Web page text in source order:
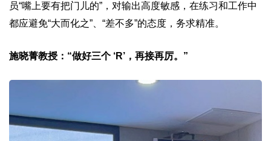
员“嘴上要有把门儿的”，对输出高度敏感，在练习和工作中
都应避免“大而化之”、“差不多”的态度，务求精准。
施晓菁教授：“做好三个 ‘R’，再接再厉。”